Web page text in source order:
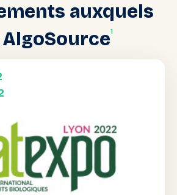
auxquels
AlgoSource1